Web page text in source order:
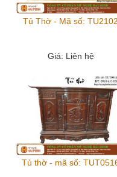
Tủ Thờ - Mã số: TU2102
Giá: Liên hệ
Tủ thờ - mã số: